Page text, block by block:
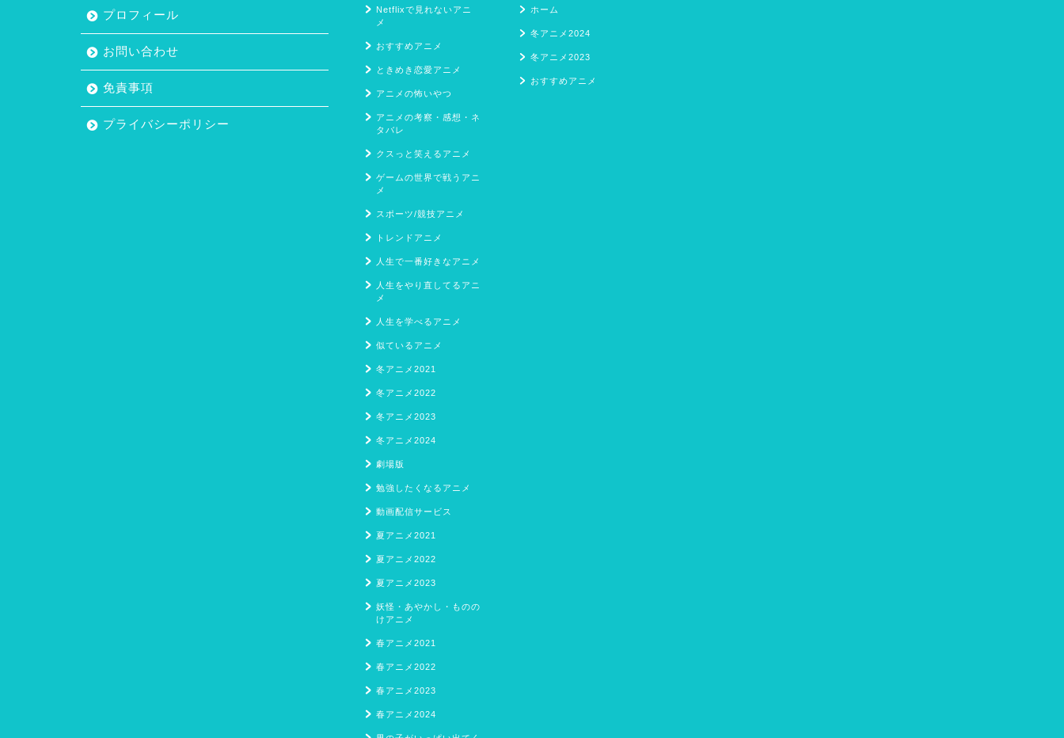
プロフィール
お問い合わせ
免責事項
プライバシーポリシー
Netflixで見れないアニ
メ
おすすめアニメ
ときめき恋愛アニメ
アニメの怖いやつ
アニメの考察・感想・ネ
タバレ
クスっと笑えるアニメ
ゲームの世界で戦うアニ
メ
スポーツ/競技アニメ
トレンドアニメ
人生で一番好きなアニメ
人生をやり直してるアニ
メ
人生を学べるアニメ
似ているアニメ
冬アニメ2021
冬アニメ2022
冬アニメ2023
冬アニメ2024
劇場版
勉強したくなるアニメ
動画配信サービス
夏アニメ2021
夏アニメ2022
夏アニメ2023
妖怪・あやかし・ものの
けアニメ
春アニメ2021
春アニメ2022
春アニメ2023
春アニメ2024
ホーム
冬アニメ2024
冬アニメ2023
おすすめアニメ